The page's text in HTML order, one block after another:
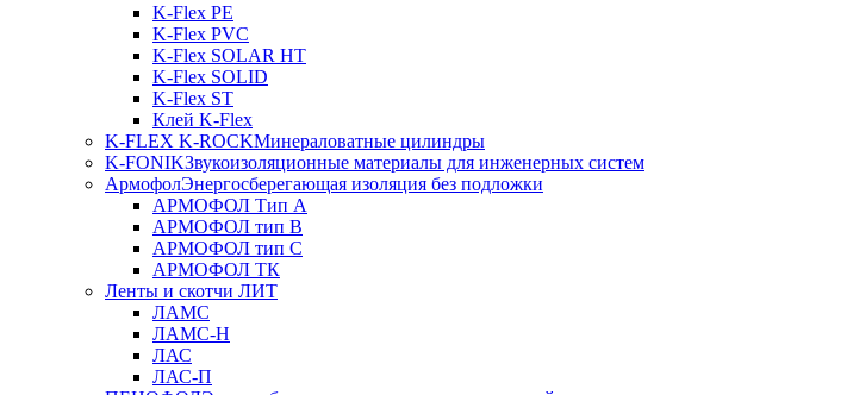
K-Flex PE
K-Flex PVC
K-Flex SOLAR HT
K-Flex SOLID
K-Flex ST
Клей K-Flex
K-FLEX K-ROCKМинераловатные цилиндры
K-FONIKЗвукоизоляционные материалы для инженерных систем
АрмофолЭнергосберегающая изоляция без подложки
АРМОФОЛ Тип А
АРМОФОЛ тип В
АРМОФОЛ тип C
АРМОФОЛ ТК
Ленты и скотчи ЛИТ
ЛАМС
ЛАМС-Н
ЛАС
ЛАС-П